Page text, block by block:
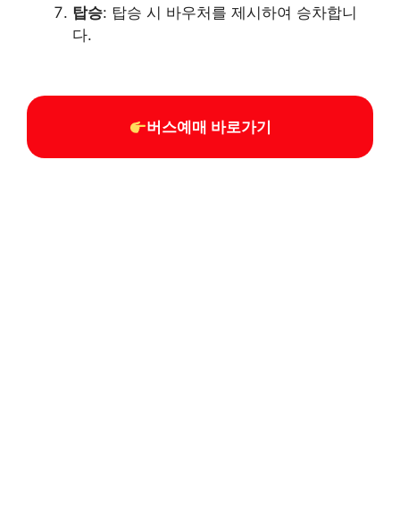
탑승: 탑승 시 바우처를 제시하여 승차합니
다.
버스예매 바로가기